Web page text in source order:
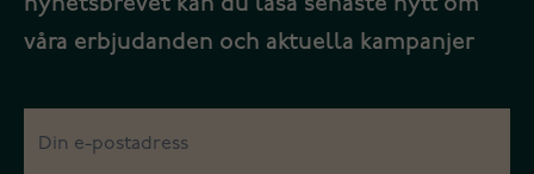
våra erbjudanden och aktuella kampanjer